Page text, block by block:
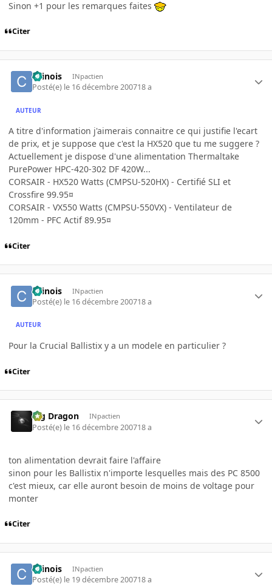
Sinon +1 pour les remarques faites
Citer
chinois INpactien
Posté(e) le 16 décembre 200718 a
AUTEUR
A titre d'information j'aimerais connaitre ce qui justifie l'ecart
de prix, et je suppose que c'est la HX520 que tu me suggere ?
Actuellement je dispose d'une alimentation Thermaltake
PurePower HPC-420-302 DF 420W...
CORSAIR - HX520 Watts (CMPSU-520HX) - Certifié SLI et
Crossfire 99.95¤
CORSAIR - VX550 Watts (CMPSU-550VX) - Ventilateur de
120mm - PFC Actif 89.95¤
Citer
chinois INpactien
Posté(e) le 16 décembre 200718 a
AUTEUR
Pour la Crucial Ballistix y a un modele en particulier ?
Citer
Big Dragon INpactien
Posté(e) le 16 décembre 200718 a
ton alimentation devrait faire l'affaire
sinon pour les Ballistix n'importe lesquelles mais des PC 8500
c'est mieux, car elle auront besoin de moins de voltage pour
monter
Citer
chinois INpactien
Posté(e) le 19 décembre 200718 a